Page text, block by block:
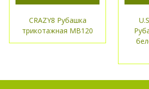
CRAZY8 Рубашка
трикотажная МВ120